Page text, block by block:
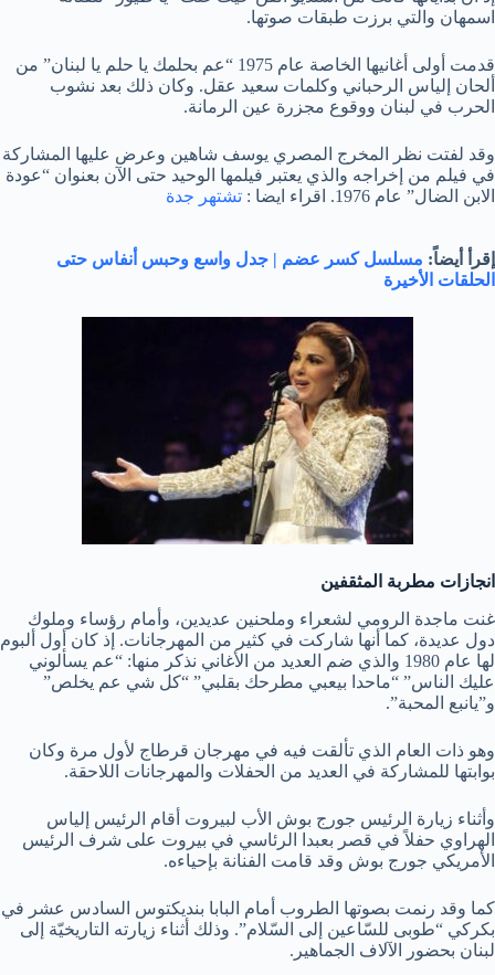
اسمهان والتي برزت طبقات صوتها.
قدمت أولى أغانيها الخاصة عام 1975 “عم بحلمك يا حلم يا لبنان” من
ألحان إلياس الرحباني وكلمات سعيد عقل. وكان ذلك بعد نشوب
الحرب في لبنان ووقوع مجزرة عين الرمانة.
وقد لفتت نظر المخرج المصري يوسف شاهين وعرض عليها المشاركة
في فيلم من إخراجه والذي يعتبر فيلمها الوحيد حتى الآن بعنوان “عودة
الابن الضال” عام 1976. اقراء ايضا :
تشتهر جدة
إقرأ أيضاً: مسلسل كسر عضم | جدل واسع وحبس أنفاس حتى
الحلقات الأخيرة
انجازات مطربة المثقفين
غنت ماجدة الرومي لشعراء وملحنين عديدين، وأمام رؤساء وملوك
دول عديدة، كما أنها شاركت في كثير من المهرجانات. إذ كان أول ألبوم
لها عام 1980 والذي ضم العديد من الأغاني نذكر منها: “عم يسألوني
عليك الناس” “ماحدا بيعبي مطرحك بقلبي” “كل شي عم يخلص”
و”يانبع المحبة”.
وهو ذات العام الذي تألقت فيه في مهرجان قرطاج لأول مرة وكان
بوابتها للمشاركة في العديد من الحفلات والمهرجانات اللاحقة.
وأثناء زيارة الرئيس جورج بوش الأب لبيروت أقام الرئيس إلياس
الهراوي حفلاً في قصر بعبدا الرئاسي في بيروت على شرف الرئيس
الأمريكي جورج بوش وقد قامت الفنانة بإحياءه.
كما وقد رنمت بصوتها الطروب أمام البابا بنديكتوس السادس عشر في
بكركي “طوبى للسّاعين إلى السّلام”. وذلك أثناء زيارته التاريخيّة إلى
لبنان بحضور الآلاف الجماهير.